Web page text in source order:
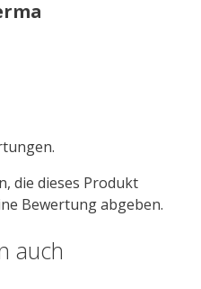
die dieses Produkt
Bewertung abgeben.
auch